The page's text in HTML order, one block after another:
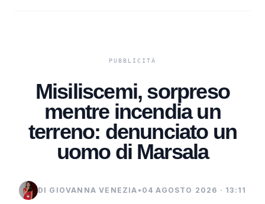
Misiliscemi, sorpreso
mentre incendia un
terreno: denunciato un
uomo di Marsala
DI GIOVANNA VENEZIA • 04 AGOSTO 2026 · 13:11